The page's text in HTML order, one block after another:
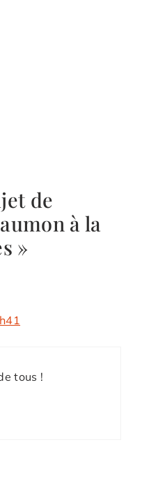
de
à la
»
tous !